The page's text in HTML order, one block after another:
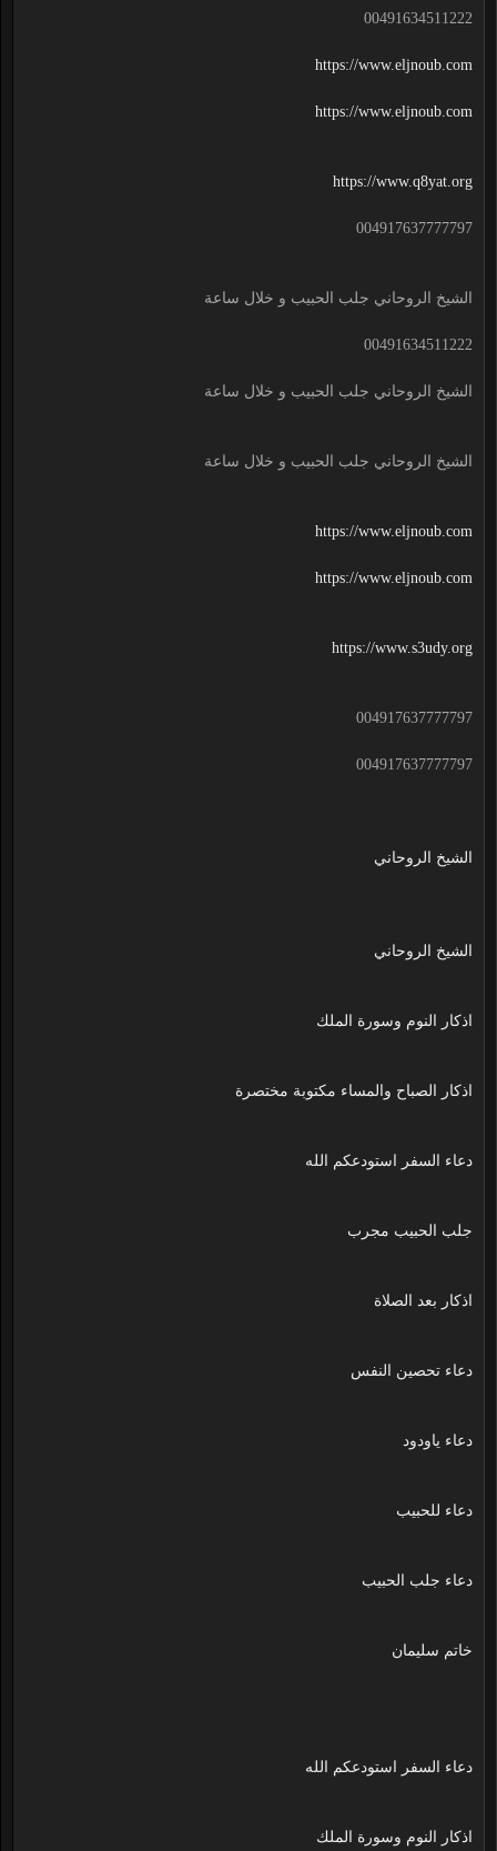
00491634511222
https://www.eljnoub.com
https://www.eljnoub.com
https://www.q8yat.org
004917637777797
الشيخ الروحاني جلب الحبيب و خلال ساعة
00491634511222
الشيخ الروحاني جلب الحبيب و خلال ساعة
الشيخ الروحاني جلب الحبيب و خلال ساعة
https://www.eljnoub.com
https://www.eljnoub.com
https://www.s3udy.org
004917637777797
004917637777797
الشيخ الروحاني
الشيخ الروحاني
اذكار النوم وسورة الملك
اذكار الصباح والمساء مكتوبة مختصرة
دعاء السفر استودعكم الله
جلب الحبيب مجرب
اذكار بعد الصلاة
دعاء تحصين النفس
دعاء ياودود
دعاء للحبيب
دعاء جلب الحبيب
خاتم سليمان
دعاء السفر استودعكم الله
اذكار النوم وسورة الملك